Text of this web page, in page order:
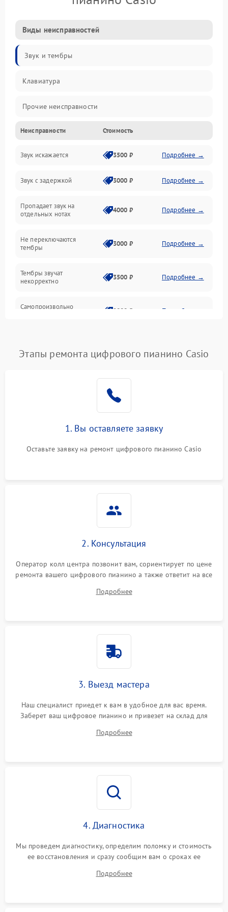
Виды неисправностей
Звук и тембры
Клавиатура
Прочие неисправности
Включение и работа
Управление и электроника
Подключения и интерфейсы
Педали и стойка
Аудио
Оптика
Неисправности Стоимость
Звук искажается 3500 ₽ Подробнее →
Звук с задержкой 3000 ₽ Подробнее →
Пропадает звук на
отдельных нотах
4000 ₽ Подробнее →
Не переключаются
тембры
3000 ₽ Подробнее →
Тембры звучат
некорректно
3500 ₽ Подробнее →
Самопроизвольно
2800 ₽ Подробнее →
Этапы ремонта цифрового пианино Casio
1. Вы оставляете заявку
Оставьте заявку на ремонт цифрового пианино Casio
2. Консультация
Оператор колл центра позвонит вам, сориентирует по цене
ремонта вашего цифрового пианино а также ответит на все
Подробнее
3. Выезд мастера
Наш специалист приедет к вам в удобное для вас время.
Заберет ваш цифровое пианино и привезет на склад для
Подробнее
4. Диагностика
Мы проведем диагностику, определим поломку и стоимость
ее восстановления и сразу сообщим вам о сроках ее
Подробнее